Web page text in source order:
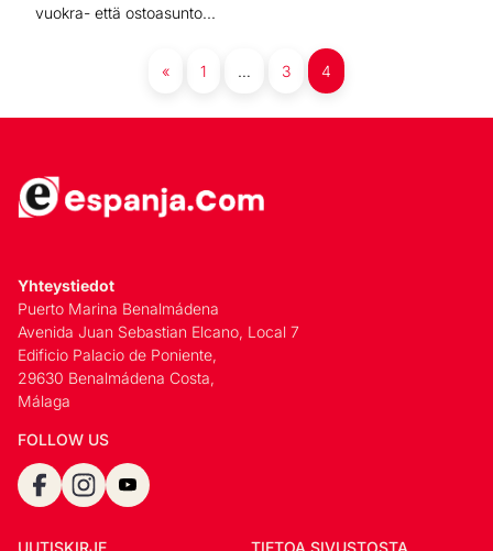
vuokra- että ostoasunto...
« 1 … 3 4
Yhteystiedot
Puerto Marina Benalmádena
Avenida Juan Sebastian Elcano, Local 7
Edificio Palacio de Poniente,
29630 Benalmádena Costa,
Málaga
FOLLOW US
UUTISKIRJE TIETOA SIVUSTOSTA